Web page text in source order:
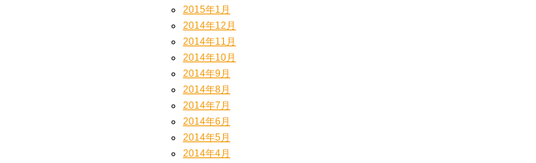
2015年1月
2014年12月
2014年11月
2014年10月
2014年9月
2014年8月
2014年7月
2014年6月
2014年5月
2014年4月